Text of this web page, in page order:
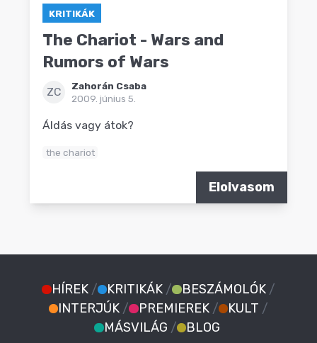
KRITIKÁK
The Chariot - Wars and
Rumors of Wars
ZC
Zahorán Csaba
2009. június 5.
Áldás vagy átok?
the chariot
Elolvasom
HÍREK / KRITIKÁK / BESZÁMOLÓK /
INTERJÚK / PREMIEREK / KULT /
MÁSVILÁG / BLOG